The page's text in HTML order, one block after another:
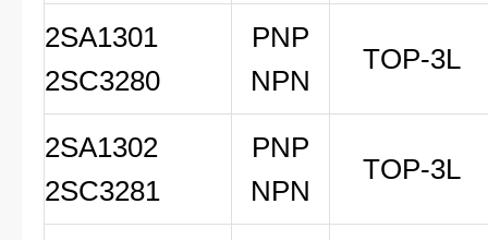
2SA1301
2SC3280
PNP
NPN
TOP-3L
2SA1302
2SC3281
PNP
NPN
TOP-3L